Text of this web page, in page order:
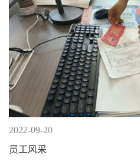
2022-09-20
员工风采